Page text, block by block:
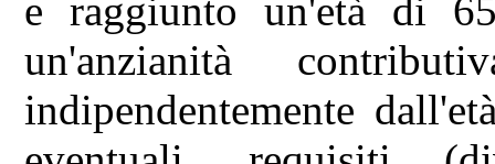
e raggiunto un'età di
un'anzianità
indipendentemente